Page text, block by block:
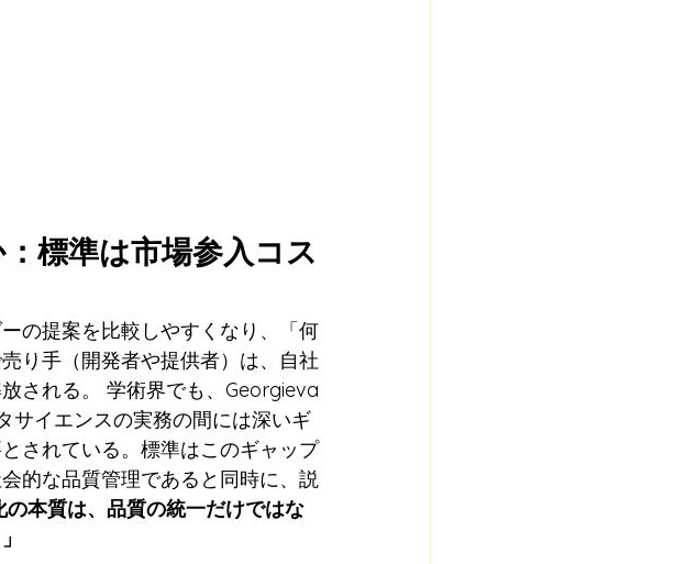
標準は市場参入コス
の提案を比較しやすくなり、「何
り手（開発者や提供者）は、自社
される。 学術界でも、Georgieva
サイエンスの実務の間には深いギ
されている。標準はこのギャップ
的な品質管理であると同時に、説
の本質は、品質の統一だけではな